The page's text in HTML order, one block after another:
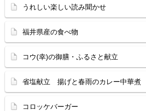
うれしい楽しい読み聞かせ
福井県産の食べ物
コウ(幸)の御膳・ふるさと献立
省塩献立 揚げと春雨のカレー中華煮
コロッケバーガー